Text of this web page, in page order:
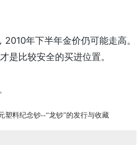
年下半年金价仍可能走高。
是比较安全的买进位置。
塑料纪念钞--“龙钞”的发行与收藏